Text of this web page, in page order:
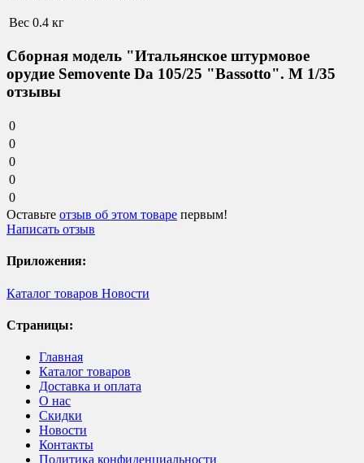
Вес 0.4 кг
Сборная модель "Итальянское штурмовое
орудие Semovente Da 105/25 "Bassotto". М 1/35
отзывы
0
0
0
0
0
Оставьте отзыв об этом товаре первым!
Написать отзыв
Приложения:
Каталог товаров Новости
Страницы:
Главная
Каталог товаров
Доставка и оплата
О нас
Скидки
Новости
Контакты
Политика конфиденциальности